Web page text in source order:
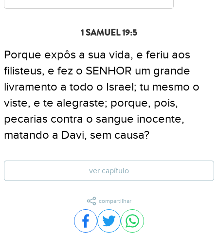
1 SAMUEL 19:5
Porque expôs a sua vida, e feriu aos
filisteus, e fez o SENHOR um grande
livramento a todo o Israel; tu mesmo o
viste, e te alegraste; porque, pois,
pecarias contra o sangue inocente,
matando a Davi, sem causa?
ver capítulo
compartilhar
Compartilhar no Facebook
Compartilhar no Twitter
Compartilhar no